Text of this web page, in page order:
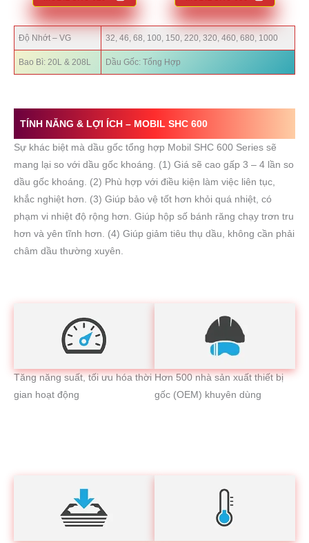
Độ Nhớt – VG 32, 46, 68, 100, 150, 220, 320, 460, 680, 1000
Bao Bì: 20L & 208L Dầu Gốc: Tổng Hợp
TÍNH NĂNG & LỢI ÍCH – MOBIL SHC 600
Sự khác biệt mà dầu gốc tổng hợp Mobil SHC 600 Series sẽ
mang lại so với dầu gốc khoáng. (1) Giá sẽ cao gấp 3 – 4 lần so
dầu gốc khoáng. (2) Phù hợp với điều kiện làm việc liên tục,
khắc nghiệt hơn. (3) Giúp bảo vệ tốt hơn khỏi quá nhiệt, có
phạm vi nhiệt độ rộng hơn. Giúp hộp số bánh răng chạy trơn tru
hơn và yên tĩnh hơn. (4) Giúp giảm tiêu thụ dầu, không cần phải
châm dầu thường xuyên.
Tăng năng suất, tối ưu hóa thời
gian hoạt động
Hơn 500 nhà sản xuất thiết bị
gốc (OEM) khuyên dùng